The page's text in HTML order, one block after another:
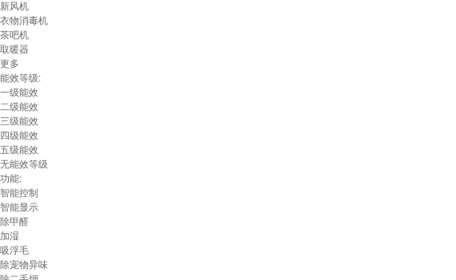
新风机
衣物消毒机
茶吧机
取暖器
更多
能效等级:
一级能效
二级能效
三级能效
四级能效
五级能效
无能效等级
功能:
智能控制
智能显示
除甲醛
加湿
吸浮毛
除宠物异味